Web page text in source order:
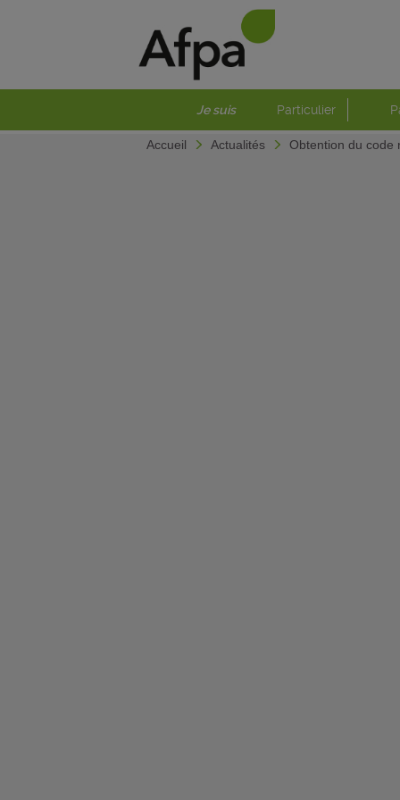
Je suis Particulier
Accueil Actualités Obtention du code